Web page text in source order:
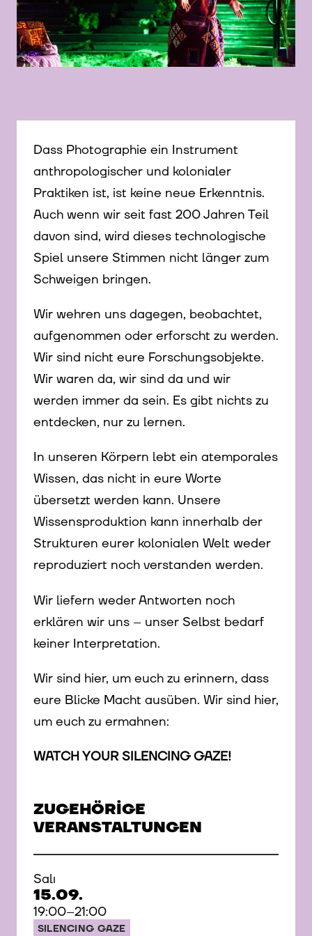
Dass Photographie ein Instrument
anthropologischer und kolonialer
Praktiken ist, ist keine neue Erkenntnis.
Auch wenn wir seit fast 200 Jahren Teil
davon sind, wird dieses technologische
Spiel unsere Stimmen nicht länger zum
Schweigen bringen.
Wir wehren uns dagegen, beobachtet,
aufgenommen oder erforscht zu werden.
Wir sind nicht eure Forschungsobjekte.
Wir waren da, wir sind da und wir
werden immer da sein. Es gibt nichts zu
entdecken, nur zu lernen.
In unseren Körpern lebt ein atemporales
Wissen, das nicht in eure Worte
übersetzt werden kann. Unsere
Wissensproduktion kann innerhalb der
Strukturen eurer kolonialen Welt weder
reproduziert noch verstanden werden.
Wir liefern weder Antworten noch
erklären wir uns – unser Selbst bedarf
keiner Interpretation.
Wir sind hier, um euch zu erinnern, dass
eure Blicke Macht ausüben. Wir sind hier,
um euch zu ermahnen:
WATCH YOUR SILENCING GAZE!
ZUGEHÖRIGE
VERANSTALTUNGEN
Salı
15.09.
19:00–21:00
SILENCING GAZE